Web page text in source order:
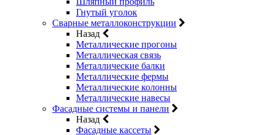
Гнутый уголок
Сварные металлоконструкции
Назад
Металлические прогоны
Металлическая связь
Металлические балки
Металлические фермы
Металлические колонны
Металлические навесы
Фасадные системы и панели
Назад
Фасадные кассеты